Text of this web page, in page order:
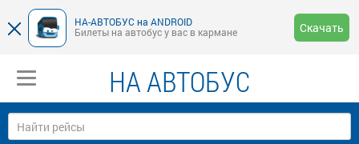
НА-АВТОБУС на ANDROID
Билеты на автобус у вас в кармане
Скачать
НА АВТОБУС